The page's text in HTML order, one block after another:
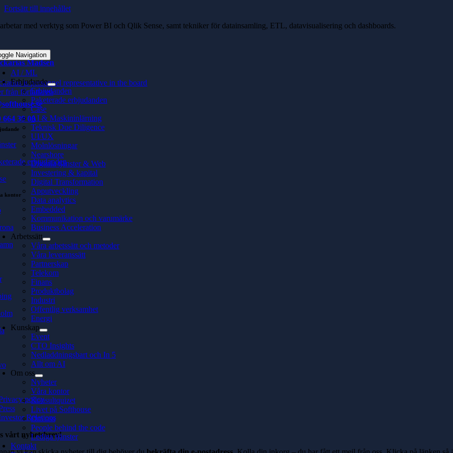
Fortsätt till innehållet
Navigation
AI / ML
Erbjudande
Erbjudanden
Paketerade erbjudanden
Case
AI & Maskininlärning
Teknisk Due Diligence
UI/UX
Molnlösningar
Nearshore
Digitala tjänster & Web
Investering & kapital
Digital Transformation
Apputveckling
Data analytics
Embedded
Kommunikation och varumärke
Business Acceleration
Arbetssätt
Våra arbetssätt och metoder
Våra leveranssätt
Partnerskap
Telekom
Finans
Produktbolag
Industri
Offentlig verksamhet
Energi
Kunskap
Event
CTO Insights
Nedladdningsbart och In 5
Allt om AI
Om oss
Nyheter
Våra kontor
Konsultquizet
Livet på Softhouse
Om oss
People behind the code
Lediga tjänster
Kontakt
med verktyg som Power BI och Qlik Sense, samt tekniker för datainsamling, ETL, datavisualisering och dashboards.
Madsen
is personnel representative in the board
från författaren
664 39 00
erbjudanden
kontor
policy
Relations
vårt nyhetsbrev!